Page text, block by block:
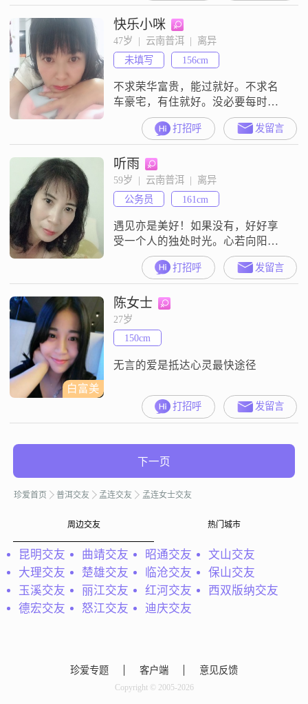
快乐小咪
47岁  |  云南普洱  |  离异
未填写
156cm
不求荣华富贵，能过就好。不求名
车豪宅，有住就好。没必要每时每
刻相守，但是真诚面对。平平淡
淡，健健康康，开开心心跟你一起
度过每一天。
打招呼 发留言
听雨
59岁  |  云南普洱  |  离异
公务员
161cm
遇见亦是美好！如果没有，好好享
受一个人的独处时光。心若向阳，
何惧忧伤（没有解锁?，因为钥匙?
**，所以看不到消息）
打招呼 发留言
白富美
陈女士
27岁
150cm
无言的爱是抵达心灵最快途径
打招呼 发留言
下一页
珍爱首页 普洱交友 孟连交友 孟连女士交友
周边交友 热门城市
昆明交友 曲靖交友 昭通交友
文山交友
大理交友
楚雄交友 临沧交友
保山交友
玉溪交友
丽江交友 红河交友
西双版纳交友
德宏交友
怒江交友 迪庆交友
珍爱专题 客户端 意见反馈
Copyright © 2005-2026